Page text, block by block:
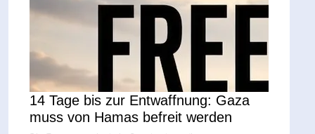
14 Tage bis zur Entwaffnung: Gaza
muss von Hamas befreit werden